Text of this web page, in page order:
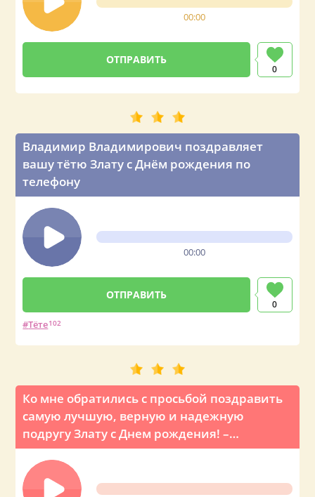
00:00
0
Владимир Владимирович поздравляет
вашу тётю Злату с Днём рождения по
телефону
00:00
0
Тёте102
Ко мне обратились с просьбой поздравить
самую лучшую, верную и надежную
подругу Злату с Днем рождения! –
голосовое поздравление от главы
государства